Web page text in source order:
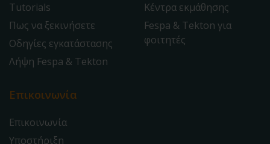
Tutorials
Πως να ξεκινήσετε
Οδηγίες εγκατάστασης
Λήψη Fespa & Tekton
Κέντρα εκμάθησης
Fespa & Tekton για
φοιτητές
Επικοινωνία
Επικοινωνία
Υποστήριξη